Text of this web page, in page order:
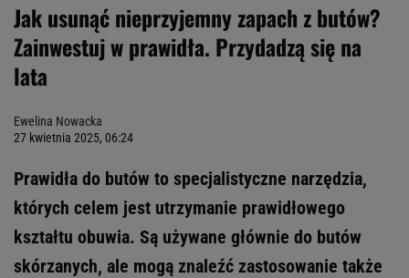
Jak usunąć nieprzyjemny zapach z butów?
Zainwestuj w prawidła. Przydadzą się na
lata
Ewelina Nowacka
27 kwietnia 2025, 06:24
Prawidła do butów to specjalistyczne narzędzia,
których celem jest utrzymanie prawidłowego
kształtu obuwia. Są używane głównie do butów
skórzanych, ale mogą znaleźć zastosowanie także